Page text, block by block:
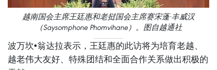
越南国会主席王廷惠和老挝国会主席赛宋蓬·丰威汉
（Saysomphone Phomvihane）。图自越通社
波万坎•翁达拉表示，王廷惠的此访将为培育老越、
越老伟大友好、特殊团结和全面合作关系做出积极的